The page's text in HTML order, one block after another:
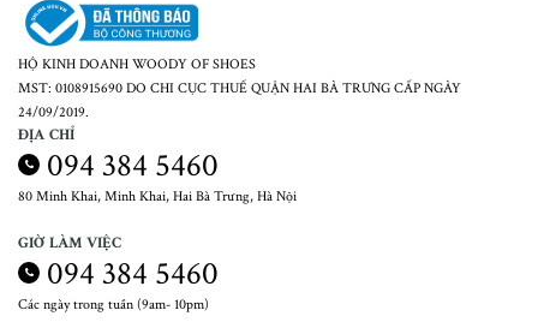
HỘ KINH DOANH WOODY OF SHOES
MST: 0108915690 DO CHI CỤC THUẾ QUẬN HAI BÀ TRƯNG CẤP NGÀY
24/09/2019.
ĐỊA CHỈ
094 384 5460
80 Minh Khai, Minh Khai, Hai Bà Trưng, Hà Nội
GIỜ LÀM VIỆC
094 384 5460
Các ngày trong tuần (9am- 10pm)